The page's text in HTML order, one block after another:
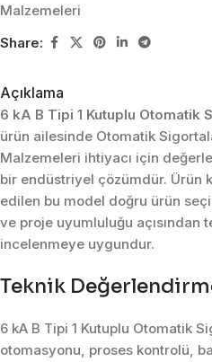
Malzemeleri
Share:
Açıklama
6 kA B Tipi 1 Kutuplu Otomatik
ürün ailesinde Otomatik
Malzemeleri ihtiyacı için
bir endüstriyel çözümdür. Ürün
edilen bu model doğru ürün
ve proje uyumluluğu açısından
incelenmeye uygundur.
Teknik
6 kA B Tipi 1 Kutuplu Otomatik
otomasyonu, proses kontrolü,